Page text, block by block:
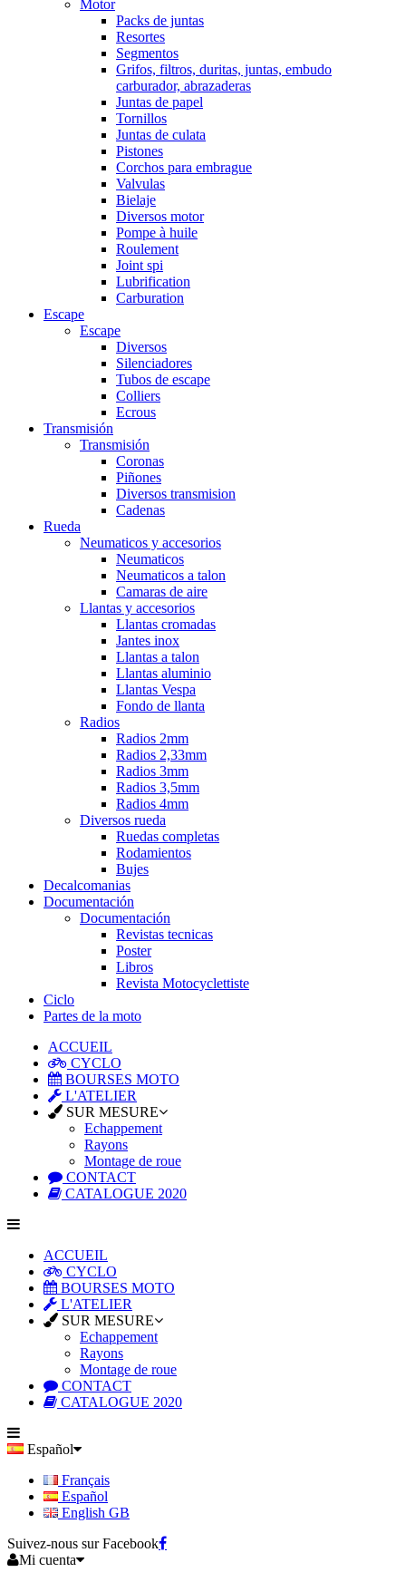
Motor
Packs de juntas
Resortes
Segmentos
Grifos, filtros, duritas, juntas, embudo
carburador, abrazaderas
Juntas de papel
Tornillos
Juntas de culata
Pistones
Corchos para embrague
Valvulas
Bielaje
Diversos motor
Pompe à huile
Roulement
Joint spi
Lubrification
Carburation
Escape
Escape
Diversos
Silenciadores
Tubos de escape
Colliers
Ecrous
Transmisión
Transmisión
Coronas
Piñones
Diversos transmision
Cadenas
Rueda
Neumaticos y accesorios
Neumaticos
Neumaticos a talon
Camaras de aire
Llantas y accesorios
Llantas cromadas
Jantes inox
Llantas a talon
Llantas aluminio
Llantas Vespa
Fondo de llanta
Radios
Radios 2mm
Radios 2,33mm
Radios 3mm
Radios 3,5mm
Radios 4mm
Diversos rueda
Ruedas completas
Rodamientos
Bujes
Decalcomanias
Documentación
Documentación
Revistas tecnicas
Poster
Libros
Revista Motocyclettiste
Ciclo
Partes de la moto
ACCUEIL
CYCLO
BOURSES MOTO
L'ATELIER
SUR MESURE
Echappement
Rayons
Montage de roue
CONTACT
CATALOGUE 2020
ACCUEIL
CYCLO
BOURSES MOTO
L'ATELIER
SUR MESURE
Echappement
Rayons
Montage de roue
CONTACT
CATALOGUE 2020
Español
Français
Español
English GB
Suivez-nous sur Facebook
Mi cuenta